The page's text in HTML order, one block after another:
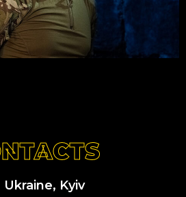
Ukraine, Kyiv